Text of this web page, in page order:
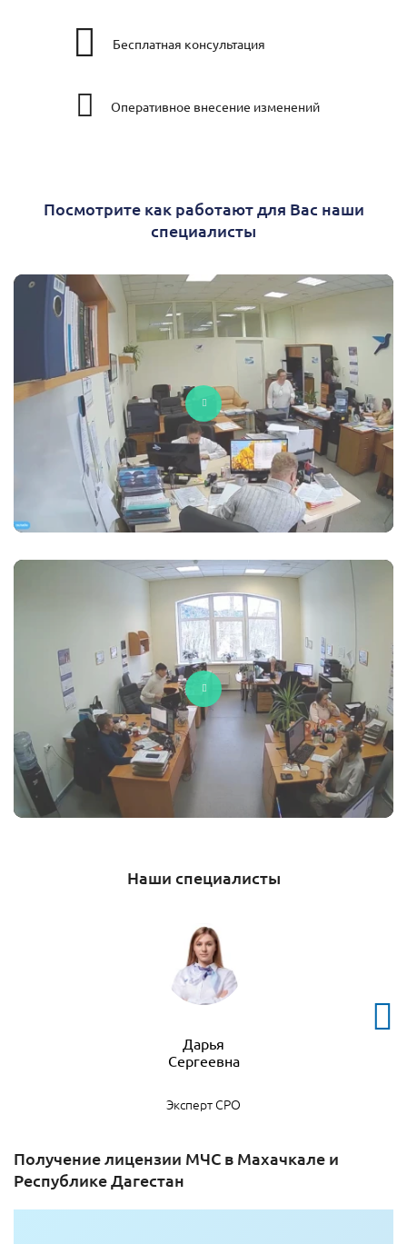
Бесплатная консультация
Оперативное внесение изменений
Посмотрите как работают для Вас наши
специалисты
Наши специалисты
Дарья
Сергеевна
Эксперт СРО
Получение лицензии МЧС в Махачкале и
Республике Дагестан